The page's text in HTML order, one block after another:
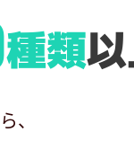
種類
、